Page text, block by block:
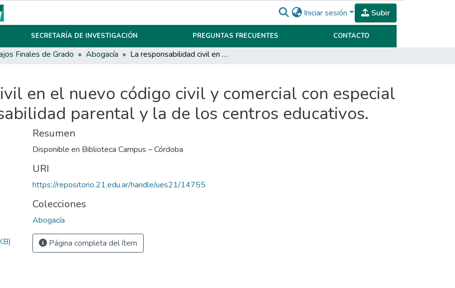
Iniciar sesión Subir
SECRETARÍA DE INVESTIGACIÓN PREGUNTAS FRECUENTES CONTACTO
Finales de Grado Abogacía La responsabilidad civil en el nuevo código civil y comercial con especial atención a la responsabilidad parental y la de los centros educativos.
en el nuevo código civil y comercial con especial
parental y la de los centros educativos.
Resumen
Disponible en Biblioteca Campus – Córdoba
URI
https://repositorio.21.edu.ar/handle/ues21/14755
Colecciones
Abogacía
Página completa del ítem